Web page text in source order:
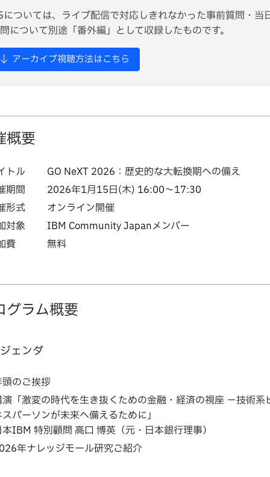
ついては、ライブ配信で対応しきれなかった事前質問・当
について別途「番外編」として収録したものです。
アーカイブ視聴方法はこちら
概要
トル
GO NeXT 2026：歴史的な大転換期への備え
期間
2026年1月15日(木) 16:00～17:30
形式
オンライン開催
対象
IBM Community Japanメンバー
費
無料
グラム概要
ェンダ
のご挨拶
「激変の時代を生き抜くための金融・経済の視座 －技術系
パーソンが未来へ備えるために」
IBM 特別顧問 高口 博英（元・日本銀行理事）
年ナレッジモール研究ご紹介